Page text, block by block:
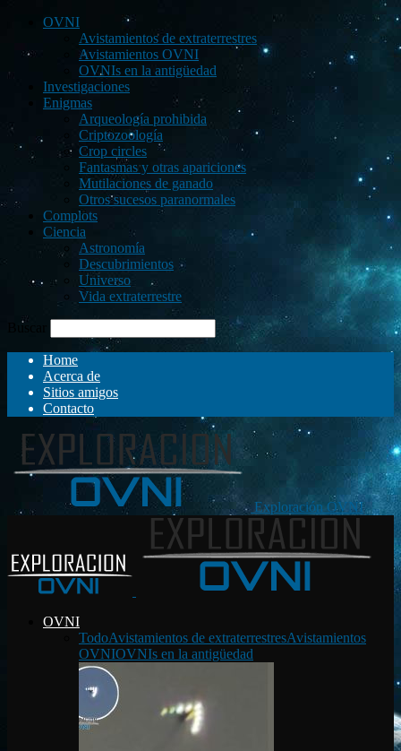
OVNI
Avistamientos de extraterrestres
Avistamientos OVNI
OVNIs en la antigüedad
Investigaciones
Enigmas
Arqueología prohibida
Criptozoología
Crop circles
Fantasmas y otras apariciones
Mutilaciones de ganado
Otros sucesos paranormales
Complots
Ciencia
Astronomía
Descubrimientos
Universo
Vida extraterrestre
Buscar
Home
Acerca de
Sitios amigos
Contacto
Exploración OVNI
OVNI
TodoAvistamientos de extraterrestresAvistamientos
OVNIOVNIs en la antigüedad